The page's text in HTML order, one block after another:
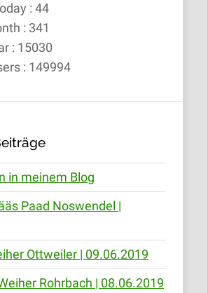
: 44
: 341
: 15030
: 149994
in meinem Blog
Paad Noswendel |
Ottweiler | 09.06.2019
Rohrbach | 08.06.2019